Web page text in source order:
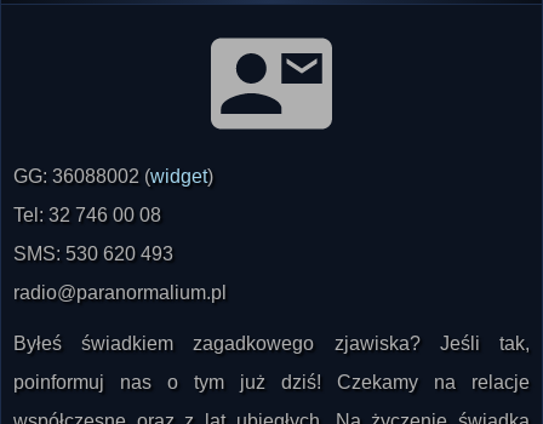
)
Tel: 32 746 00 08
SMS: 530 620 493
radio@paranormalium.pl
Byłeś świadkiem zagadkowego zjawiska? Jeśli tak,
poinformuj nas o tym już dziś! Czekamy na relacje
współczesne oraz z lat ubiegłych. Na życzenie świadka
zapewniamy pełną anonimowość!